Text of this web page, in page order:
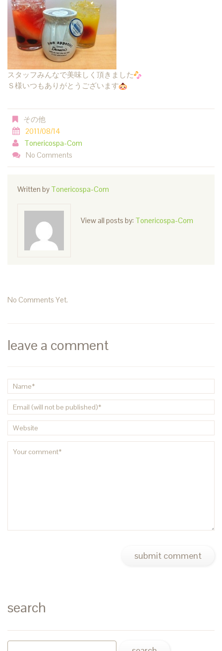
スタッフみんなで美味しく頂きました
Ｓ様いつもありがとうございます
その他
2011/08/14
Tonericospa-Com
No Comments
Written by Tonericospa-Com
View all posts by: Tonericospa-Com
No Comments Yet.
leave a comment
search